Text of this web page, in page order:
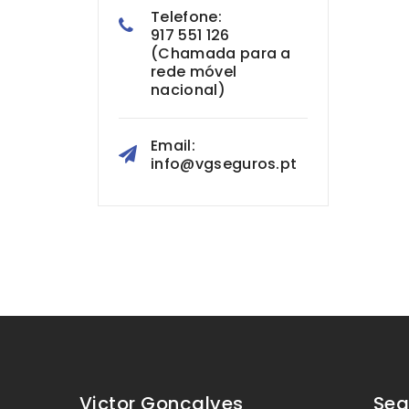
Telefone:
917 551 126
(Chamada para a
rede móvel
nacional)
Email:
info@vgseguros.pt
Victor Gonçalves